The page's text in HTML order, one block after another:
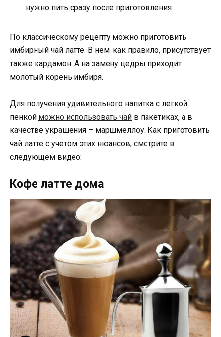
нужно пить сразу после приготовления.
По классическому рецепту можно приготовить
имбирный чай латте. В нем, как правило, присутствует
также кардамон. А на замену цедры приходит
молотый корень имбиря.
Для получения удивительного напитка с легкой
пенкой можно использовать чай в пакетиках, а в
качестве украшения – маршмеллоу. Как приготовить
чай латте с учетом этих нюансов, смотрите в
следующем видео:
Кофе латте дома